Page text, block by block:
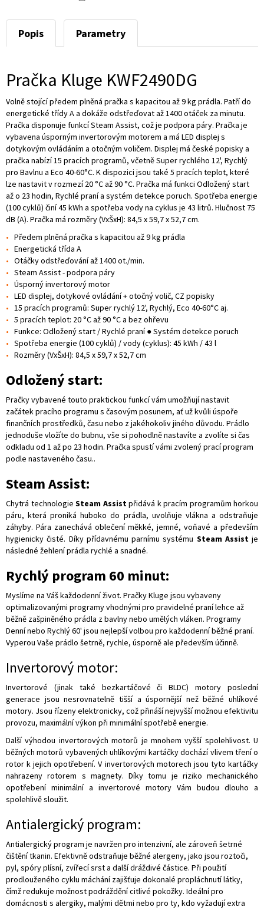
Popis Parametry
Pračka Kluge KWF2490DG
Volně stojící předem plněná pračka s kapacitou až 9 kg prádla. Patří do
energetické třídy A a dokáže odstřeďovat až 1400 otáček za minutu.
Pračka disponuje funkcí Steam Assist, což je podpora páry. Pračka je
vybavena úsporným invertorovým motorem a má LED displej s
dotykovým ovládáním a otočným voličem. Displej má české popisky a
pračka nabízí 15 pracích programů, včetně Super rychlého 12', Rychlý
pro Bavlnu a Eco 40-60°C. K dispozici jsou také 5 pracích teplot, které
lze nastavit v rozmezí 20 °C až 90 °C. Pračka má funkci Odložený start
až o 23 hodin, Rychlé praní a systém detekce poruch. Spotřeba energie
(100 cyklů) činí 45 kWh a spotřeba vody na cyklus je 43 litrů. Hlučnost 75
dB (A). Pračka má rozměry (VxŠxH): 84,5 x 59,7 x 52,7 cm.
Předem plněná pračka s kapacitou až 9 kg prádla
Energetická třída A
Otáčky odstřeďování až 1400 ot./min.
Steam Assist - podpora páry
Úsporný invertorový motor
LED displej, dotykové ovládání + otočný volič, CZ popisky
15 pracích programů: Super rychlý 12', Rychlý, Eco 40-60°C aj.
5 pracích teplot: 20 °C až 90 °C a bez ohřevu
Funkce: Odložený start / Rychlé praní ● Systém detekce poruch
Spotřeba energie (100 cyklů) / vody (cyklus): 45 kWh / 43 l
Rozměry (VxŠxH): 84,5 x 59,7 x 52,7 cm
Odložený start:
Pračky vybavené touto praktickou funkcí vám umožňují nastavit
začátek pracího programu s časovým posunem, ať už kvůli úspoře
finančních prostředků, času nebo z jakéhokoliv jiného důvodu. Prádlo
jednoduše vložíte do bubnu, vše si pohodlně nastavíte a zvolíte si čas
odkladu od 1 až po 23 hodin. Pračka spustí vámi zvolený prací program
podle nastaveného času..
Steam Assist:
Chytrá technologie Steam Assistpřidává k pracím programům horkou
páru, která proniká huboko do prádla, uvolňuje vlákna a odstraňuje
záhyby. Pára zanechává oblečení měkké, jemné, voňavé a především
hygienicky čisté. Díky přídavnému parnímu systému Steam Assistje
následné žehlení prádla rychlé a snadné.
Rychlý program 60 minut:
Myslíme na Váš každodenní život. Pračky Kluge jsou vybaveny
optimalizovanými programy vhodnými pro pravidelné praní lehce až
běžně zašpiněného prádla z bavlny nebo umělých vláken. Programy
Denní nebo Rychlý 60' jsou nejlepší volbou pro každodenní běžné praní.
Vyperou Vaše prádlo šetrně, rychle, úsporně ale především účinně.
Invertorový motor:
Invertorové (jinak také bezkartáčové či BLDC) motory poslední
generace jsou nesrovnatelně tišší a úspornější než běžné uhlíkové
motory. Jsou řízeny elektronicky, což přináší nejvyšší možnou efektivitu
provozu, maximální výkon při minimální spotřebě energie.
Další výhodou invertorových motorů je mnohem vyšší spolehlivost. U
běžných motorů vybavených uhlíkovými kartáčky dochází vlivem tření o
rotor k jejich opotřebení. V invertorových motorech jsou tyto kartáčky
nahrazeny rotorem s magnety. Díky tomu je riziko mechanického
opotřebení minimální a invertorové motory Vám budou dlouho a
spolehlivě sloužit.
Antialergický program:
Antialergický program je navržen pro intenzivní, ale zároveň šetrné
čištění tkanin. Efektivně odstraňuje běžné alergeny, jako jsou roztoči,
pyl, spóry plísní, zvířecí srst a další dráždivé částice. Při použití
prodlouženého cyklu máchání zajišťuje dokonalé propláchnutí látky,
čímž redukuje možnost podráždění citlivé pokožky. Ideální pro
domácnosti s alergiky, malými dětmi nebo pro ty, kdo vyžadují extra